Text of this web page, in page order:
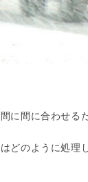
に間に合わせる
どのように処理